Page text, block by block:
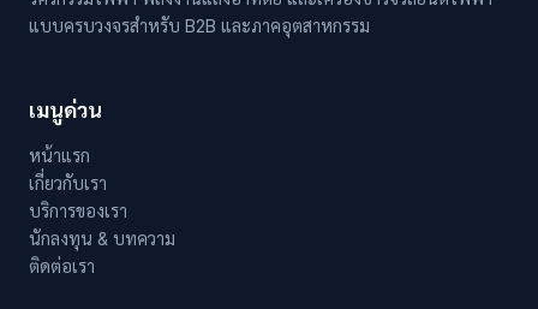
แบบครบวงจรสำหรับ B2B และภาคอุตสาหกรรม
เมนูด่วน
หน้าแรก
เกี่ยวกับเรา
บริการของเรา
นักลงทุน & บทความ
ติดต่อเรา